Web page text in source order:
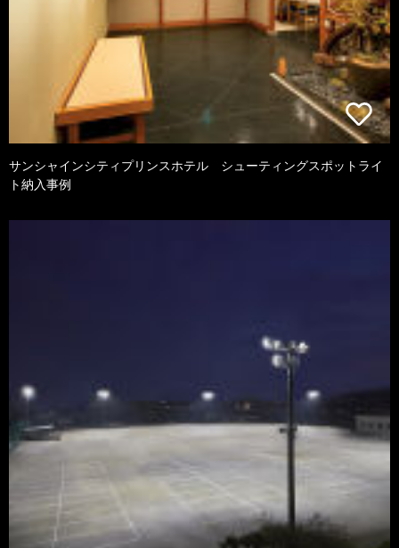
サンシャインシティプリンスホテル シューティングスポットライ
ト納入事例